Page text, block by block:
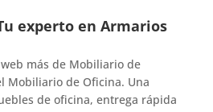
experto en Armarios
web más de Mobiliario de
Mobiliario de Oficina. Una
de oficina, entrega rápida